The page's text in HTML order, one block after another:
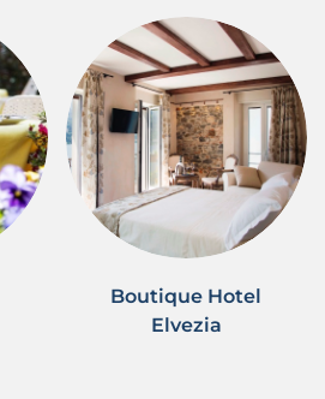
Boutique Hotel
Elvezia